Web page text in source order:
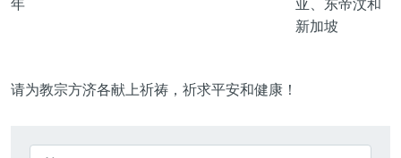
年
亚、东帝汶和
新加坡
请为教宗方济各献上祈祷，祈求平安和健康！